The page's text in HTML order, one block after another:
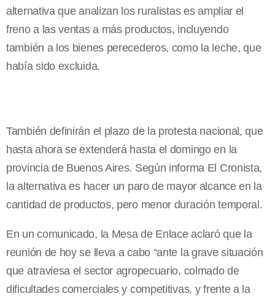
alternativa que analizan los ruralistas es ampliar el
freno a las ventas a más productos, incluyendo
también a los bienes perecederos, como la leche, que
había sido excluida.
También definirán el plazo de la protesta nacional, que
hasta ahora se extenderá hasta el domingo en la
provincia de Buenos Aires. Según informa El Cronista,
la alternativa es hacer un paro de mayor alcance en la
cantidad de productos, pero menor duración temporal.
En un comunicado, la Mesa de Enlace aclaró que la
reunión de hoy se lleva a cabo “ante la grave situación
que atraviesa el sector agropecuario, colmado de
dificultades comerciales y competitivas, y frente a la